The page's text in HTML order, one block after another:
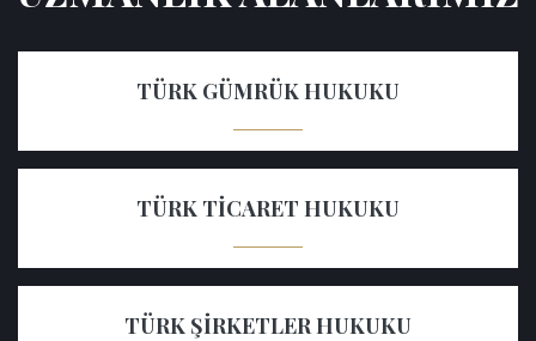
TÜRK GÜMRÜK HUKUKU
TÜRK TICARET HUKUKU
TÜRK ŞIRKETLER HUKUKU